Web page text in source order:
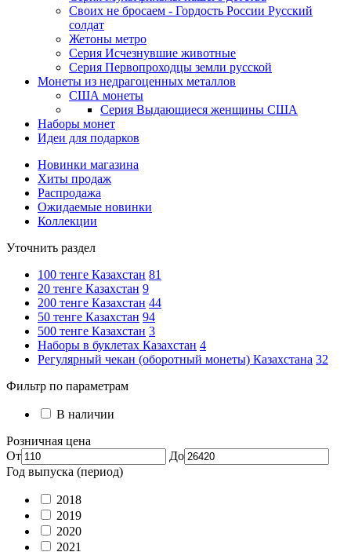
Своих не бросаем - Гордость России Русский
солдат
Жетоны метро
Серия Исчезнувшие животные
Серия Первопроходцы земли русской
Монеты из недрагоценных металлов
США монеты
Серия Выдающиеся женщины США
Наборы монет
Идеи для подарков
Новинки магазина
Хиты продаж
Распродажа
Ожидаемые новинки
Коллекции
Уточнить раздел
100 тенге Казахстан 81
20 тенге Казахстан 9
200 тенге Казахстан 44
50 тенге Казахстан 94
500 тенге Казахстан 3
Наборы в буклетах Казахстан 4
Регулярный чекан (оборотный монеты) Казахстана 32
Фильтр по параметрам
В наличии
Розничная цена
От
До
Год выпуска (период)
2018
2019
2020
2021